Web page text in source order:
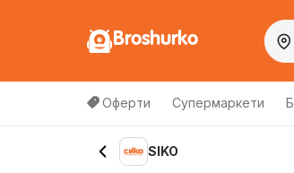
Broshurko
Оферти Супермаркети
SIKO